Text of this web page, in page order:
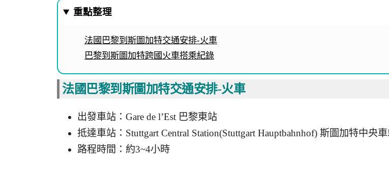
重點整理
法國巴黎到斯圖加特交通安排-火車
巴黎到斯圖加特跨國火車搭乘紀錄
法國巴黎到斯圖加特交通安排-火車
出發車站：Gare de l’Est 巴黎東站
抵達車站：Stuttgart Central Station(Stuttgart Hauptbahnhof) 斯圖加特中央
路程時間：約3~4小時